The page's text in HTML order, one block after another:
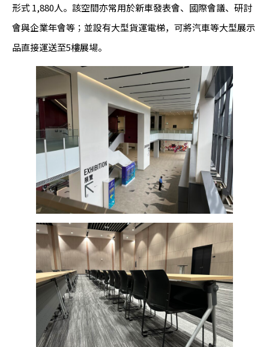
形式 1,880人。該空間亦常用於新車發表會、國際會議、研討
會與企業年會等；並設有大型貨運電梯，可將汽車等大型展示
品直接運送至5樓展場。